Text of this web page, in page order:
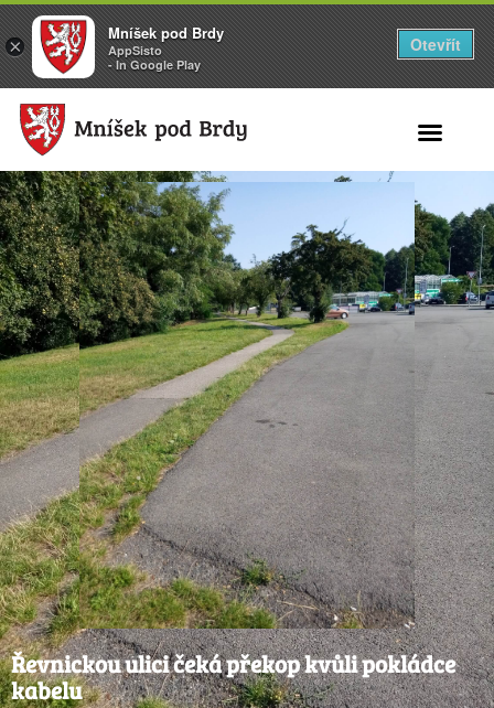
Řevnickou ulici čeká překop kvůli pokládce
kabelu
×
Mníšek pod Brdy
AppSisto
- In Google Play
Otevřít